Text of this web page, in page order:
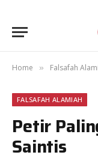
Home » Falsafah
FALSAFAH ALAMIAH
Petir
Saintis